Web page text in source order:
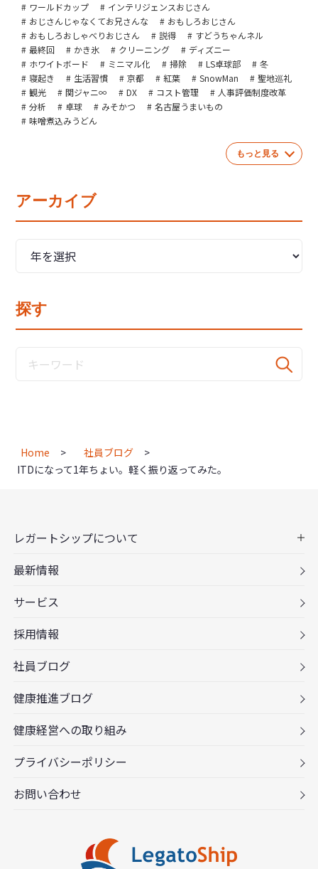
ワールドカップ
インテリジェンスおじさん
おじさんじゃなくてお兄さんな
おもしろおじさん
おもしろおしゃべりおじさん
説得
すどうちゃんネル
最終回
かき氷 クリーニング
ディズニー
ホワイトボード
ミニマル化 掃除 LS卓球部
冬
寝起き
生活習慣 京都 紅葉 SnowMan
聖地巡礼
観光
関ジャニ∞ DX コスト管理
人事評価制度改革
分析
卓球 みそかつ
名古屋うまいもの
味噌煮込みうどん
もっと見る
アーカイブ
探す
Home
社員ブログ
ITDになって1年ちょい。軽く振り返ってみた。
レガートシップについて
最新情報
サービス
採用情報
社員ブログ
健康推進ブログ
健康経営への取り組み
プライバシーポリシー
お問い合わせ